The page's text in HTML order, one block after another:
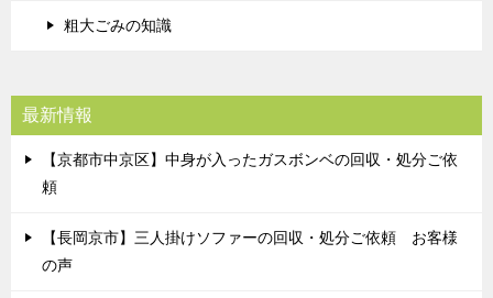
粗大ごみの知識
最新情報
【京都市中京区】中身が入ったガスボンベの回収・処分ご依
頼
【長岡京市】三人掛けソファーの回収・処分ご依頼 お客様
の声